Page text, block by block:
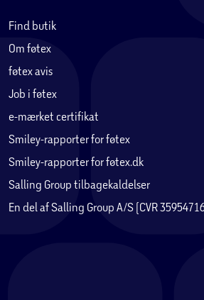
Find butik
Om føtex
føtex avis
Job i føtex
e-mærket certifikat
Smiley-rapporter for føtex
Smiley-rapporter for føtex.dk
Salling Group tilbagekaldelser
En del af Salling Group A/S (CVR